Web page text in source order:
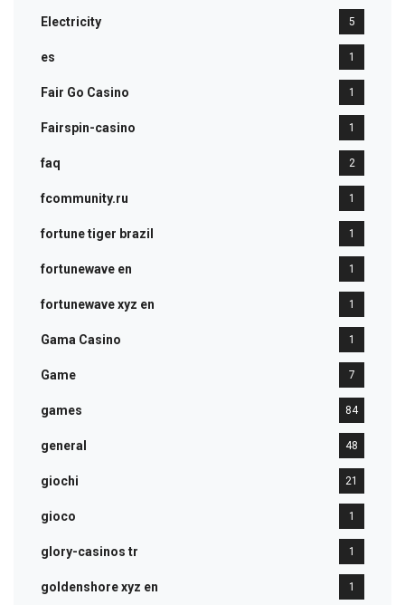
Electricity 5
es 1
Fair Go Casino 1
Fairspin-casino 1
faq 2
fcommunity.ru 1
fortune tiger brazil 1
fortunewave en 1
fortunewave xyz en 1
Gama Casino 1
Game 7
games 84
general 48
giochi 21
gioco 1
glory-casinos tr 1
goldenshore xyz en 1